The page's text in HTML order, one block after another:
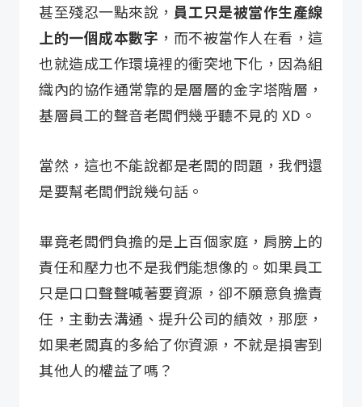
甚至殘忍一點來說， 員工只是被當作生產線
上的一個成本數字 ，而不被當作人在看，這
也就造成工作環境裡的衝突地下化，因為組
織內的協作通常靠的是層層的金字塔階層，
基層員工的聲音老闆們幾乎聽不見的 XD。
當然，這也不能說都是老闆的問題，我們還
是要幫老闆們說幾句話。
畢竟老闆們負擔的是上百個家庭，肩膀上的
責任和壓力也不是我們能想像的。如果員工
只是口口聲聲喊著要資源，卻不願意負擔責
任，主動去溝通、提升公司的績效，那麼，
如果老闆真的多給了你資源，不就是損害到
其他人的權益了嗎？